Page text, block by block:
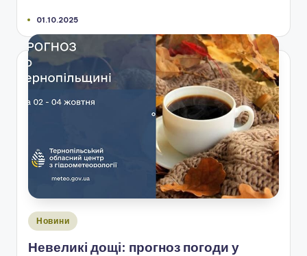
01.10.2025
Опубліковано
Новини
Невеликі дощі: прогноз погоди у